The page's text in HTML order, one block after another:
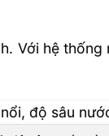
Với hệ